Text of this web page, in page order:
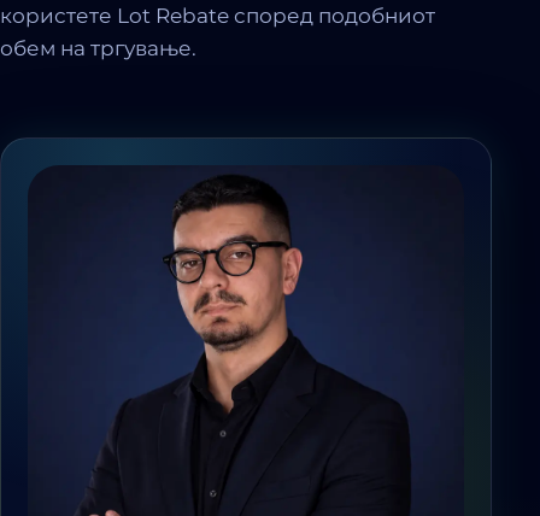
користете Lot Rebate според подобниот
обем на тргување.